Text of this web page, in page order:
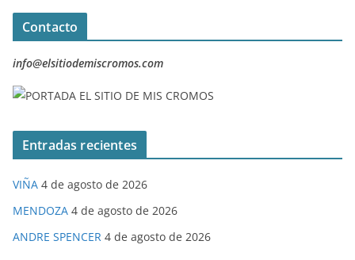
Contacto
info@elsitiodemiscromos.com
Entradas recientes
VIÑA 4 de agosto de 2026
MENDOZA 4 de agosto de 2026
ANDRE SPENCER 4 de agosto de 2026